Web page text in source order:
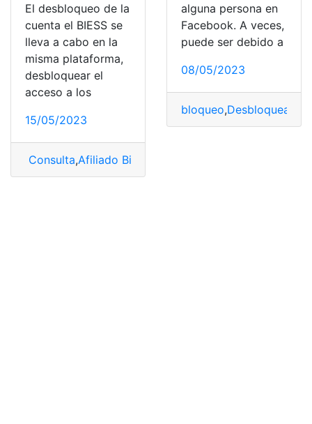
El desbloqueo de la
cuenta el BIESS se
lleva a cabo en la
misma plataforma,
desbloquear el
acceso a los
15/05/2023
Consulta,Afiliado Biess
alguna persona en
Facebook. A veces,
puede ser debido a
08/05/2023
bloqueo,Desbloquear